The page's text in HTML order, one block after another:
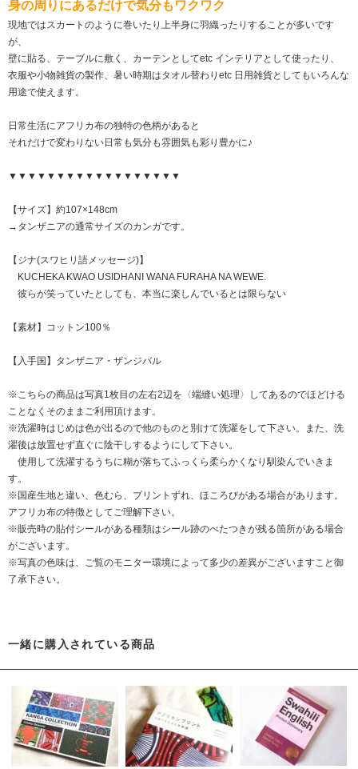
身の周りにあるだけで気分もワクワク
現地ではスカートのように巻いたり上半身に羽織ったりすることが多いです
が、
壁に貼る、テーブルに敷く、カーテンとしてetc インテリアとして使ったり、
衣服や小物雑貨の製作、暑い時期はタオル替わりetc 日用雑貨としてもいろんな
用途で使えます。
日常生活にアフリカ布の独特の色柄があると
それだけで変わりない日常も気分も雰囲気も彩り豊かに♪
▼▼▼▼▼▼▼▼▼▼▼▼▼▼▼▼▼▼
【サイズ】約107×148cm
→タンザニアの通常サイズのカンガです。
【ジナ(スワヒリ語メッセージ)】
KUCHEKA KWAO USIDHANI WANA FURAHA NA WEWE.
彼らが笑っていたとしても、本当に楽しんでいるとは限らない
【素材】コットン100％
【入手国】タンザニア・ザンジバル
※こちらの商品は写真1枚目の左右2辺を〈端縫い処理〉してあるのでほどける
ことなくそのままご利用頂けます。
※洗濯時はじめは色が出るので他のものと別けて洗濯をして下さい。また、洗
濯後は放置せず直ぐに陰干しするようにして下さい。
使用して洗濯するうちに糊が落ちてふっくら柔らかくなり馴染んでいきま
す。
※国産生地と違い、色むら、プリントずれ、ほころびがある場合があります。
アフリカ布の特徴としてご理解下さい。
※販売時の貼付シールがある種類はシール跡のべたつきが残る箇所がある場合
がございます。
※写真の色味は、ご覧のモニター環境によって多少の差異がございますこと御
了承下さい。
一緒に購入されている商品